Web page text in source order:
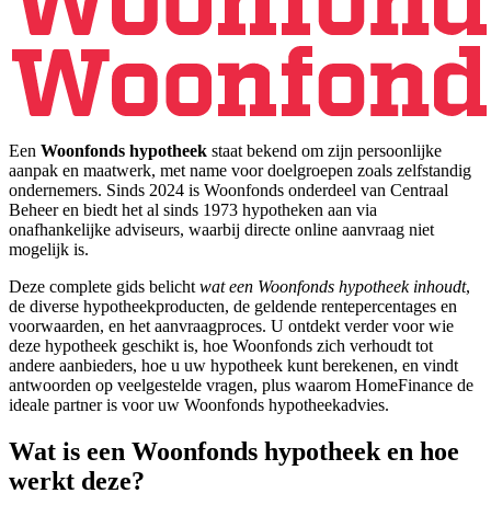
Een Woonfonds hypotheek staat bekend om zijn persoonlijke
aanpak en maatwerk, met name voor doelgroepen zoals zelfstandig
ondernemers. Sinds 2024 is Woonfonds onderdeel van Centraal
Beheer en biedt het al sinds 1973 hypotheken aan via
onafhankelijke adviseurs, waarbij directe online aanvraag niet
mogelijk is.
Deze complete gids belicht wat een Woonfonds hypotheek inhoudt,
de diverse hypotheekproducten, de geldende rentepercentages en
voorwaarden, en het aanvraagproces. U ontdekt verder voor wie
deze hypotheek geschikt is, hoe Woonfonds zich verhoudt tot
andere aanbieders, hoe u uw hypotheek kunt berekenen, en vindt
antwoorden op veelgestelde vragen, plus waarom HomeFinance de
ideale partner is voor uw Woonfonds hypotheekadvies.
Wat is een Woonfonds hypotheek en hoe
werkt deze?